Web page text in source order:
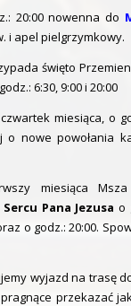
20:00 nowenna do
i apel pielgrzymkowy.
święto
6:30, 9:00 i 20:00
miesiąca, o
o nowe powołania
miesiąca Msza
Pana Jezusa o
o godz.: 20:00.
wyjazd na trasę
przekazać